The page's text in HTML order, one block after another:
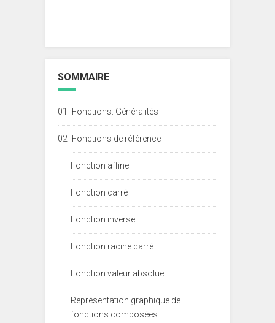
SOMMAIRE
01- Fonctions: Généralités
02- Fonctions de référence
Fonction affine
Fonction carré
Fonction inverse
Fonction racine carré
Fonction valeur absolue
Représentation graphique de
fonctions composées